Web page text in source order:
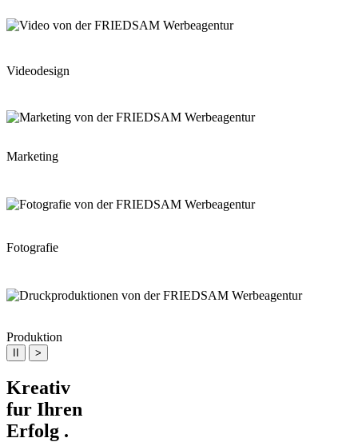
Videodesign
Marketing
Fotografie
Produktion
>
Kreativ
fur Ihren
Erfolg .